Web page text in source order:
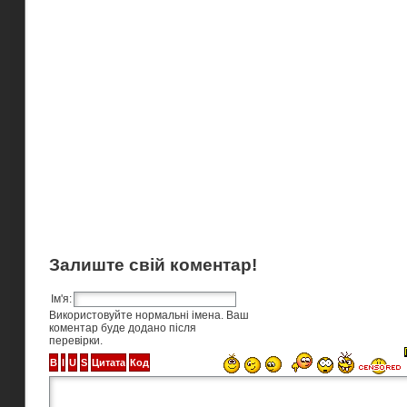
Залиште свій коментар!
Ім'я:
Використовуйте нормальні імена. Ваш
коментар буде додано після
перевірки.